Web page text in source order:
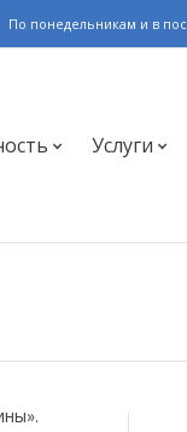
По понедельникам и в
Услуги